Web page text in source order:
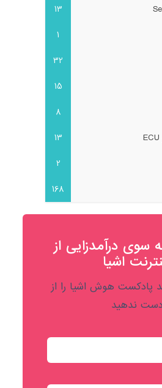
13
1
32
15
8
13
2
168
سوی درآمدزایی از
اشیا
پادکست هوش اشیا را از
دست ندهید